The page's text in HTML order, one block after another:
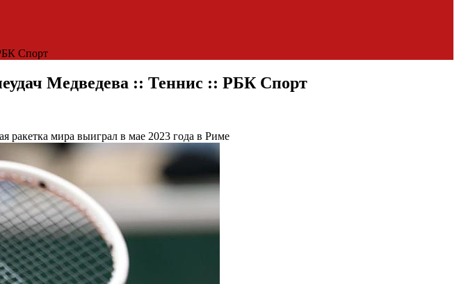
Спорт
Медведева :: Теннис :: РБК Спорт
ракетка мира выиграл в мае 2023 года в Риме